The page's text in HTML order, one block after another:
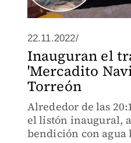
22.11.2022/
Inauguran el
'Mercadito
Torreón
Alrededor de las
el listón inaugural,
bendición con agua